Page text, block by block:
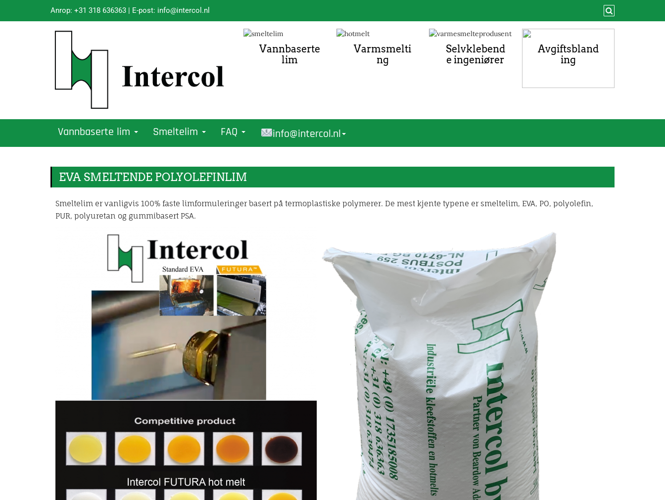
Anrop: +31 318 636363 | E-post: info@intercol.nl
Vannbaserte
lim
Varmsmelti
ng
Selvklebend
e ingeniører
Avgiftsbland
ing
Vannbaserte lim Smeltelim FAQ info@intercol.nl
EVA SMELTENDE POLYOLEFINLIM
Smeltelim er vanligvis 100% faste limformuleringer basert på termoplastiske polymerer. De mest kjente typene er smeltelim, EVA, PO, polyolefin,
PUR, polyuretan og gummibasert PSA.